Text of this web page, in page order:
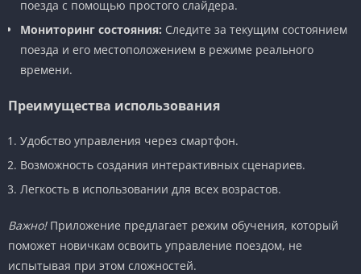
поезда с помощью простого слайдера.
Мониторинг состояния: Следите за текущим состоянием
поезда и его местоположением в режиме реального
времени.
Преимущества использования
Удобство управления через смартфон.
Возможность создания интерактивных сценариев.
Легкость в использовании для всех возрастов.
Важно!Приложение предлагает режим обучения, который
поможет новичкам освоить управление поездом, не
испытывая при этом сложностей.